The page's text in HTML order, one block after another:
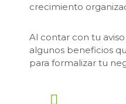
crecimiento
Al contar con tu
algunos beneficios
para formalizar tu